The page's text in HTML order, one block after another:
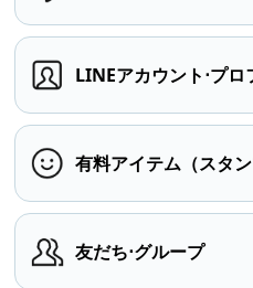
LINEアカウント⋅プロ
有料アイテム（スタン
友だち⋅グループ